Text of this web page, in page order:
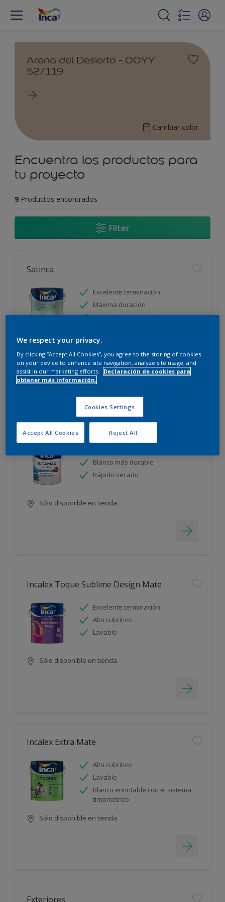
Arena del Desierto - 00YY
52/119
Cambiar color
Encuentra los productos para
tu proyecto
9 Productos encontrados
Filter
Satinca
Excelente terminación
Máxima duración
Protección prolongada
Sólo disponible en tienda
Blanco más durable
Rápido secado
Sólo disponible en tienda
Incalex Toque Sublime Design Mate
Excelente terminación
Alto cubritivo
Lavable
Sólo disponible en tienda
Incalex Extra Mate
Alto cubritivo
Lavable
Blanco entintable con el sistema
tintométrico
Sólo disponible en tienda
Exteriores
We respect your privacy.
By clicking “Accept All Cookies”, you agree to the storing of cookies
on your device to enhance site navigation, analyze site usage, and
assist in our marketing efforts.
Declaración de cookies para
obtener más información.
Cookies Settings
Reject All
Accept All Cookies